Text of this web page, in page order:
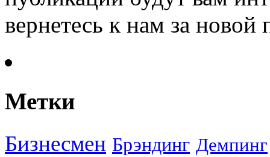
вернетесь к нам за
Метки
Бизнесмен Брэндинг Демпинг